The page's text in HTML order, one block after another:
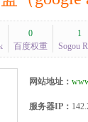
0
百度权重
1
Sogou
网站地址：
服务器IP：